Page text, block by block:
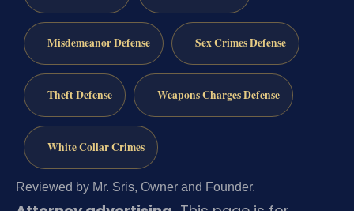
Misdemeanor Defense Sex Crimes Defense
Theft Defense Weapons Charges Defense
White Collar Crimes
Reviewed by Mr. Sris, Owner and Founder.